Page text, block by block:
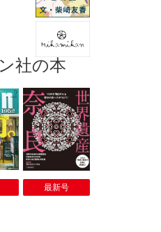
社の本
最新号